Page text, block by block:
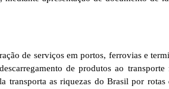
de serviços em portos, ferrovias e
de produtos ao
as riquezas do Brasil por rotas